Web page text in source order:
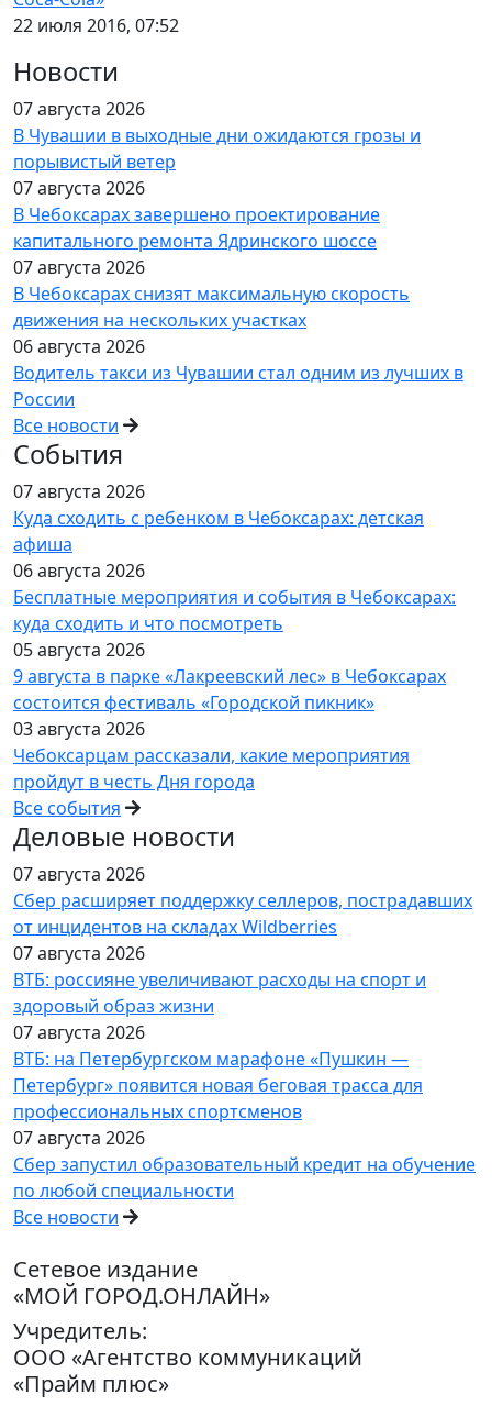
22 июля 2016, 07:52
Новости
07 августа 2026
В Чувашии в выходные дни ожидаются грозы и
порывистый ветер
07 августа 2026
В Чебоксарах завершено проектирование
капитального ремонта Ядринского шоссе
07 августа 2026
В Чебоксарах снизят максимальную скорость
движения на нескольких участках
06 августа 2026
Водитель такси из Чувашии стал одним из лучших в
России
Все новости
События
07 августа 2026
Куда сходить с ребенком в Чебоксарах: детская
афиша
06 августа 2026
Бесплатные мероприятия и события в Чебоксарах:
куда сходить и что посмотреть
05 августа 2026
9 августа в парке «Лакреевский лес» в Чебоксарах
состоится фестиваль «Городской пикник»
03 августа 2026
Чебоксарцам рассказали, какие мероприятия
пройдут в честь Дня города
Все события
Деловые новости
07 августа 2026
Сбер расширяет поддержку селлеров, пострадавших
от инцидентов на складах Wildberries
07 августа 2026
ВТБ: россияне увеличивают расходы на спорт и
здоровый образ жизни
07 августа 2026
ВТБ: на Петербургском марафоне «Пушкин —
Петербург» появится новая беговая трасса для
профессиональных спортсменов
07 августа 2026
Сбер запустил образовательный кредит на обучение
по любой специальности
Все новости
Сетевое издание
«МОЙ ГОРОД.ОНЛАЙН»
Учредитель:
ООО «Агентство коммуникаций
«Прайм плюс»